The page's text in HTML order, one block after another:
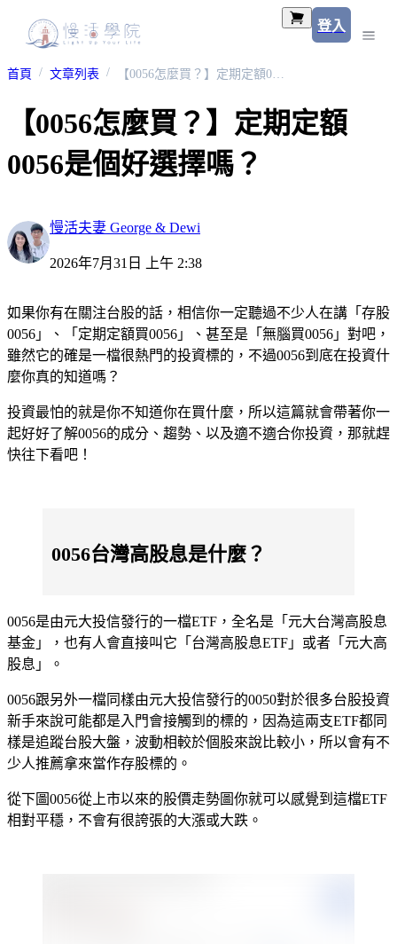
登入
首頁 文章列表 【0056怎麼買？】定期定額0056是個好選擇嗎？
【0056怎麼買？】定期定額
0056是個好選擇嗎？
慢活夫妻 George & Dewi
2026年7月31日 上午 2:38
如果你有在關注台股的話，相信你一定聽過不少人在講「存股
0056」、「定期定額買0056」、甚至是「無腦買0056」對吧，
雖然它的確是一檔很熱門的投資標的，不過0056到底在投資什
麼你真的知道嗎？
投資最怕的就是你不知道你在買什麼，所以這篇就會帶著你一
起好好了解0056的成分、趨勢、以及適不適合你投資，那就趕
快往下看吧！
0056台灣高股息是什麼？
0056是由元大投信發行的一檔ETF，全名是「元大台灣高股息
基金」，也有人會直接叫它「台灣高股息ETF」或者「元大高
股息」。
0056跟另外一檔同樣由元大投信發行的0050對於很多台股投資
新手來說可能都是入門會接觸到的標的，因為這兩支ETF都同
樣是追蹤台股大盤，波動相較於個股來說比較小，所以會有不
少人推薦拿來當作存股標的。
從下圖0056從上市以來的股價走勢圖你就可以感覺到這檔ETF
相對平穩，不會有很誇張的大漲或大跌。